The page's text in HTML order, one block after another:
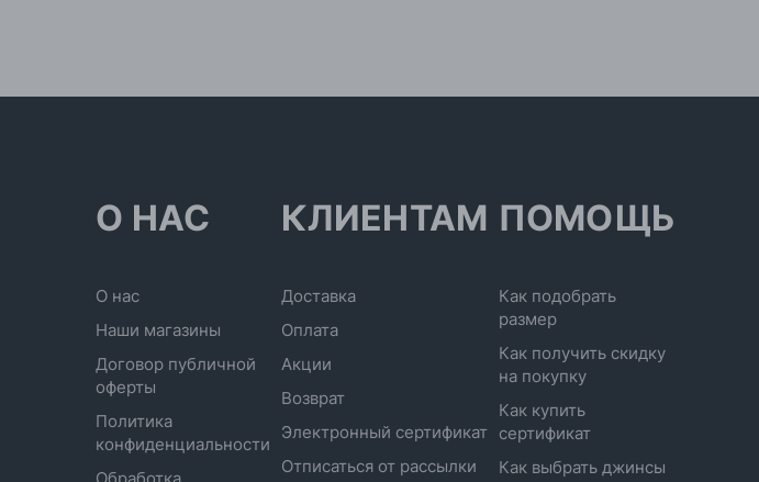
О НАС
О нас
Наши магазины
Договор публичной
оферты
Политика
конфиденциальности
Обработка
КЛИЕНТАМ
Доставка
Оплата
Акции
Возврат
Электронный сертификат
Отписаться от рассылки
ПОМОЩЬ
Как подобрать
размер
Как получить скидку
на покупку
Как купить
сертификат
Как выбрать джинсы